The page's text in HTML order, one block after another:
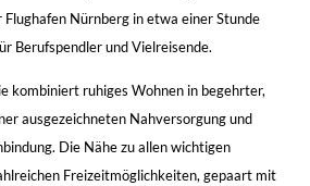
Flughafen Nürnberg in etwa einer Stunde
Berufspendler und Vielreisende.
kombiniert ruhiges Wohnen in begehrter,
ausgezeichneten Nahversorgung und
Die Nähe zu allen wichtigen
Freizeitmöglichkeiten, gepaart mit